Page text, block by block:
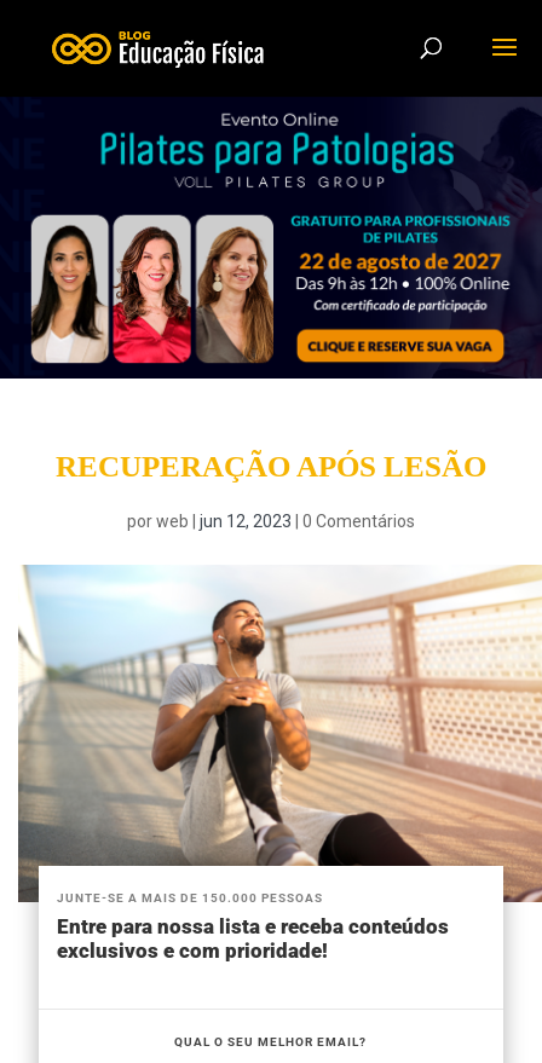
RECUPERAÇÃO APÓS LESÃO
porweb jun 12, 2023 0 Comentários
JUNTE-SE A MAIS DE 150.000 PESSOAS
Entre para nossa lista e receba conteúdos
exclusivos e com prioridade!
QUAL O SEU MELHOR EMAIL?